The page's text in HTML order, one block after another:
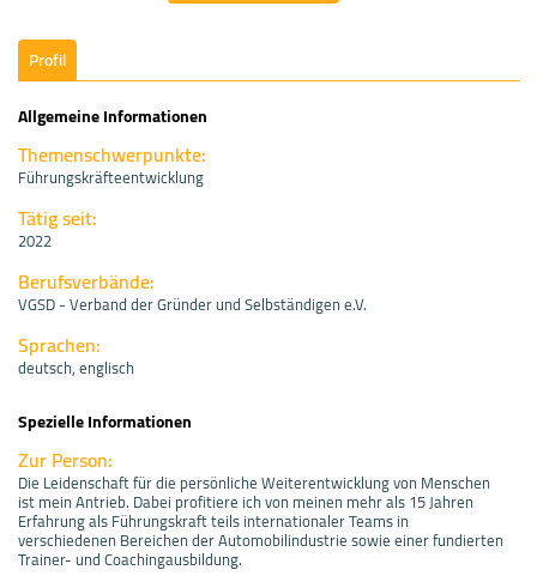
Profil
Allgemeine Informationen
Themenschwerpunkte:
Führungskräfteentwicklung
Tätig seit:
2022
Berufsverbände:
VGSD - Verband der Gründer und Selbständigen e.V.
Sprachen:
deutsch, englisch
Spezielle Informationen
Zur Person:
Die Leidenschaft für die persönliche Weiterentwicklung von Menschen
ist mein Antrieb. Dabei profitiere ich von meinen mehr als 15 Jahren
Erfahrung als Führungskraft teils internationaler Teams in
verschiedenen Bereichen der Automobilindustrie sowie einer fundierten
Trainer- und Coachingausbildung.